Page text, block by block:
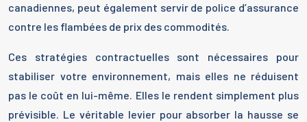
canadiennes, peut également servir de police d’assurance
contre les flambées de prix des commodités.
Ces stratégies contractuelles sont nécessaires pour
stabiliser votre environnement, mais elles ne réduisent
pas le coût en lui-même. Elles le rendent simplement plus
prévisible. Le véritable levier pour absorber la hausse se